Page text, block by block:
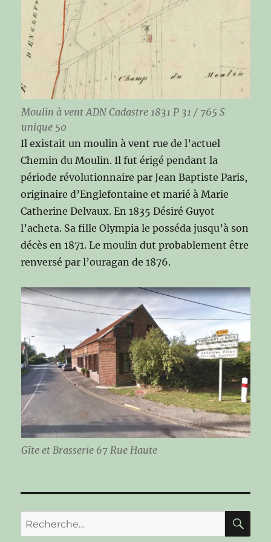
Moulin à vent ADN Cadastre 1831 P 31 / 765 S
unique 50
Il existait un moulin à vent rue de l’actuel
Chemin du Moulin. Il fut érigé pendant la
période révolutionnaire par Jean Baptiste Paris,
originaire d’Englefontaine et marié à Marie
Catherine Delvaux. En 1835 Désiré Guyot
l’acheta. Sa fille Olympia le posséda jusqu’à son
décès en 1871. Le moulin dut probablement être
renversé par l’ouragan de 1876.
Gîte et Brasserie 67 Rue Haute
Recherche
pour :